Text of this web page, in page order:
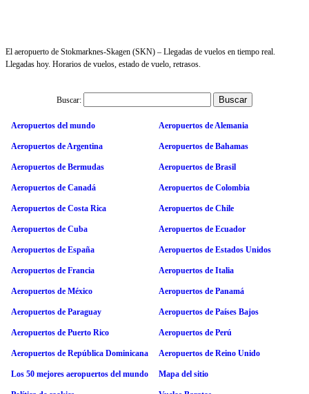
El aeropuerto de Stokmarknes-Skagen (SKN) – Llegadas de vuelos en tiempo real.
Llegadas hoy. Horarios de vuelos, estado de vuelo, retrasos.
Buscar:
Aeropuertos del mundo Aeropuertos de Alemania
Aeropuertos de Argentina Aeropuertos de Bahamas
Aeropuertos de Bermudas Aeropuertos de Brasil
Aeropuertos de Canadá Aeropuertos de Colombia
Aeropuertos de Costa Rica Aeropuertos de Chile
Aeropuertos de Cuba Aeropuertos de Ecuador
Aeropuertos de España Aeropuertos de Estados Unidos
Aeropuertos de Francia Aeropuertos de Italia
Aeropuertos de México Aeropuertos de Panamá
Aeropuertos de Paraguay Aeropuertos de Países Bajos
Aeropuertos de Puerto Rico Aeropuertos de Perú
Aeropuertos de República Dominicana Aeropuertos de Reino Unido
Los 50 mejores aeropuertos del mundo Mapa del sitio